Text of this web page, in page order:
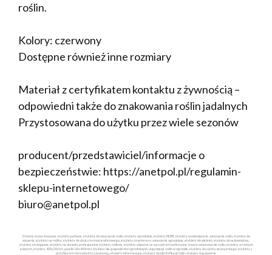
roślin.
Kolory: czerwony
Dostępne również inne rozmiary
Materiał z certyfikatem kontaktu z żywnością –
odpowiedni także do znakowania roślin jadalnych
Przystosowana do użytku przez wiele sezonów
producent/przedstawiciel/informacje o
bezpieczeństwie: https://anetpol.pl/regulamin-
sklepu-internetowego/
biuro@anetpol.pl
Główne słowa kluczowe: etykiety pętlowe, etykiety do oznaczania roślin, etykiety ogrodnicze, etykiety HDPE, etykiety wodoodporne, oznaczanie roślin, etykiety do
wiązania, etykiety na rośliny, etykiety do druku termotransferowego, etykiety z markerem, oznaczenia ogrodnicze, etykiety do szkółek, etykiety do sadownictwa,
etykiety ekologiczne, etykiety na doniczki, profesjonalne etykiety roślinne, etykiety odporne na warunki atmosferyczne, trwałe oznakowanie roślin, etykiety w różnych
kolorach, etykiety 400x20mm, pętelki 20x400mm, etykiety dla gospodarstw ogrodniczych, organizacja roślin w ogrodzie, etykiety do użytku zewnętrznego, etykiety z
certyfikatem do kontaktu z żywnością, etykiety informacyjne, etykiety do identyfikacji roślin, etykiety regulowane